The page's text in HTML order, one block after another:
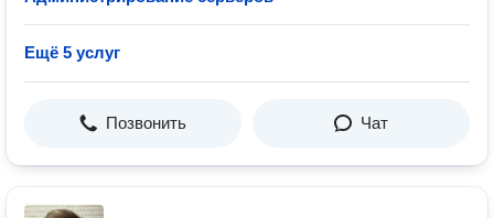
Ещё 5 услуг
Позвонить Чат